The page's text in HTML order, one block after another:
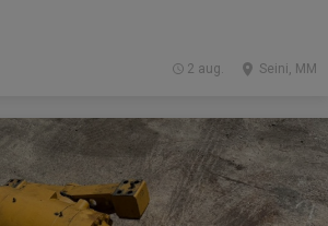
Seini, MM
2 aug.